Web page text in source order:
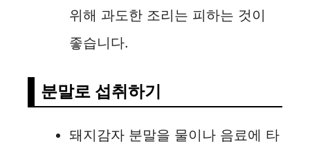
위해 과도한 조리는 피하는 것이
좋습니다.
분말로 섭취하기
돼지감자 분말을 물이나 음료에 타